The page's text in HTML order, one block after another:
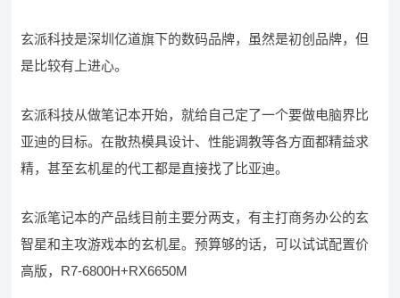
玄派科技是深圳亿道旗下的数码品牌，虽然是初创品牌，但
是比较有上进心。
玄派科技从做笔记本开始，就给自己定了一个要做电脑界比
亚迪的目标。在散热模具设计、性能调教等各方面都精益求
精，甚至玄机星的代工都是直接找了比亚迪。
玄派笔记本的产品线目前主要分两支，有主打商务办公的玄
智星和主攻游戏本的玄机星。预算够的话，可以试试配置价
高版，R7-6800H+RX6650M